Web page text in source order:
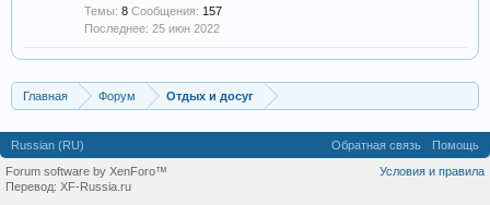
Темы: 8 Сообщения: 157
25 июн 2022
Главная Форум Отдых и досуг
Russian (RU) Обратная связь
Помощь
Условия и правила
Forum software by XenForo™
Перевод: XF-Russia.ru